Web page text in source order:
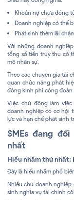
Khoản nợ chưa đóng
Doanh nghiệp có thể
Phát sinh thêm lãi
Với những doanh
tổng số tiền truy thu có
mô nhân sự.
Theo các chuyên gia tài
quan chức năng phát
đóng kinh phí công đoàn
Việc chủ động làm
doanh nghiệp có cơ hội
lực và hạn chế phát sinh
SMEs đang
nhất
Hiểu nhầm thứ nhất:
Đây là hiểu nhầm phổ
Nhiều chủ doanh
sinh nghĩa vụ tài chính